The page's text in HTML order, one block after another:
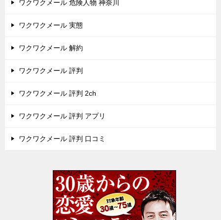
ワクワクメール 危険人物 神奈川
ワクワクメール 実態
ワクワクメール 解約
ワクワクメール 評判
ワクワクメール 評判 2ch
ワクワクメール 評判 アプリ
ワクワクメール 評判 口コミ